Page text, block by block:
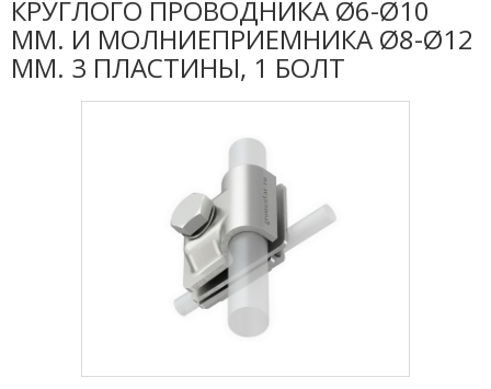
КРУГЛОГО ПРОВОДНИКА Ø6-Ø10
ММ. И МОЛНИЕПРИЕМНИКА Ø8-Ø12
ММ. 3 ПЛАСТИНЫ, 1 БОЛТ